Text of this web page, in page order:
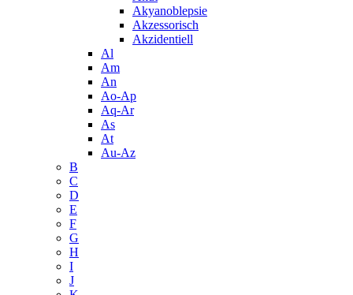
Akyanoblepsie
Akzessorisch
Akzidentiell
Al
Am
An
Ao-Ap
Aq-Ar
As
At
Au-Az
B
C
D
E
F
G
H
I
J